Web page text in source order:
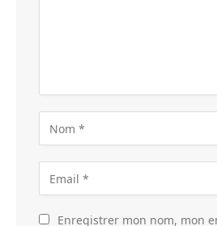
Enregistrer mon nom, mon